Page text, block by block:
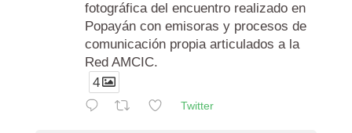
fotográfica del encuentro realizado en
Popayán con emisoras y procesos de
comunicación propia articulados a la
Red AMCIC.
4
Twitter